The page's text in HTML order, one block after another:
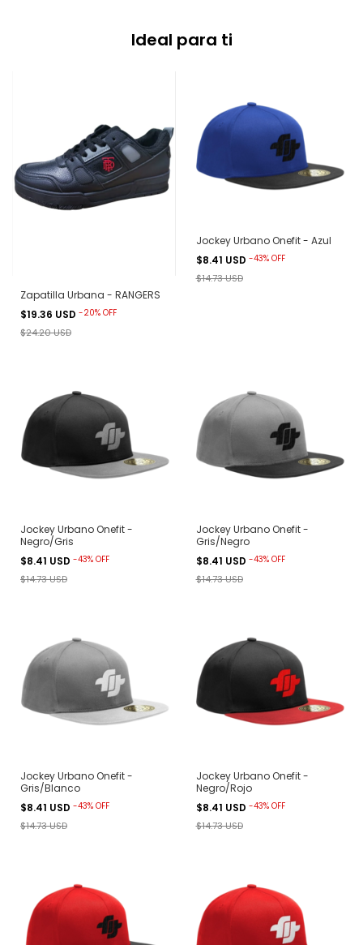
Ideal para ti
Zapatilla Urbana - RANGERS
$19.36 USD -20% OFF
$24.20 USD
Jockey Urbano Onefit - Azul
$8.41 USD -43% OFF
$14.73 USD
Jockey Urbano Onefit -
Negro/Gris
$8.41 USD -43% OFF
$14.73 USD
Jockey Urbano Onefit -
Gris/Negro
$8.41 USD -43% OFF
$14.73 USD
Jockey Urbano Onefit -
Gris/Blanco
$8.41 USD -43% OFF
$14.73 USD
Jockey Urbano Onefit -
Negro/Rojo
$8.41 USD -43% OFF
$14.73 USD